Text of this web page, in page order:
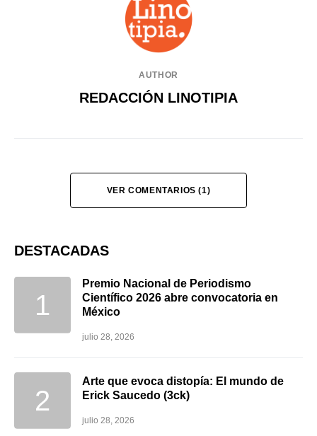
AUTHOR
REDACCIÓN LINOTIPIA
VER COMENTARIOS (1)
DESTACADAS
Premio Nacional de Periodismo
Científico 2026 abre convocatoria en
México
julio 28, 2026
Arte que evoca distopía: El mundo de
Erick Saucedo (3ck)
julio 28, 2026